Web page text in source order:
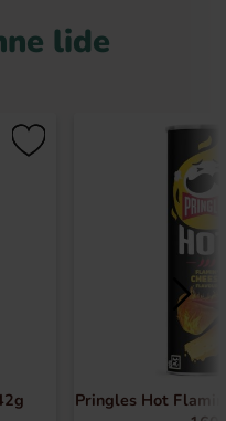
lide
Pringles Hot